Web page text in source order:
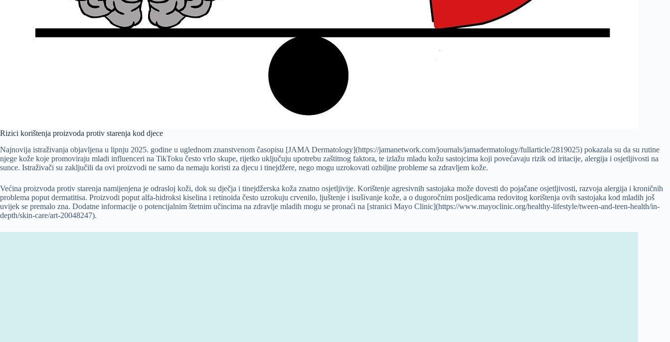
Rizici korištenja proizvoda protiv starenja kod djece
Najnovija istraživanja objavljena u lipnju 2025. godine u uglednom znanstvenom časopisu [JAMA Dermatology](https://jamanetwork.com/journals/jamadermatology/fullarticle/2819025) pokazala su da su rutine
njege kože koje promoviraju mladi influenceri na TikToku često vrlo skupe, rijetko uključuju upotrebu zaštitnog faktora, te izlažu mladu kožu sastojcima koji povećavaju rizik od iritacije, alergija i osjetljivosti na
sunce. Istraživači su zaključili da ovi proizvodi ne samo da nemaju koristi za djecu i tinejdžere, nego mogu uzrokovati ozbiljne probleme sa zdravljem kože.
Većina proizvoda protiv starenja namijenjena je odrasloj koži, dok su dječja i tinejdžerska koža znatno osjetljivije. Korištenje agresivnih sastojaka može dovesti do pojačane osjetljivosti, razvoja alergija i kroničnih
problema poput dermatitisa. Proizvodi poput alfa-hidroksi kiselina i retinoida često uzrokuju crvenilo, ljuštenje i isušivanje kože, a o dugoročnim posljedicama redovitog korištenja ovih sastojaka kod mladih još
uvijek se premalo zna. Dodatne informacije o potencijalnim štetnim učincima na zdravlje mladih mogu se pronaći na [stranici Mayo Clinic](https://www.mayoclinic.org/healthy-lifestyle/tween-and-teen-health/in-
depth/skin-care/art-20048247).